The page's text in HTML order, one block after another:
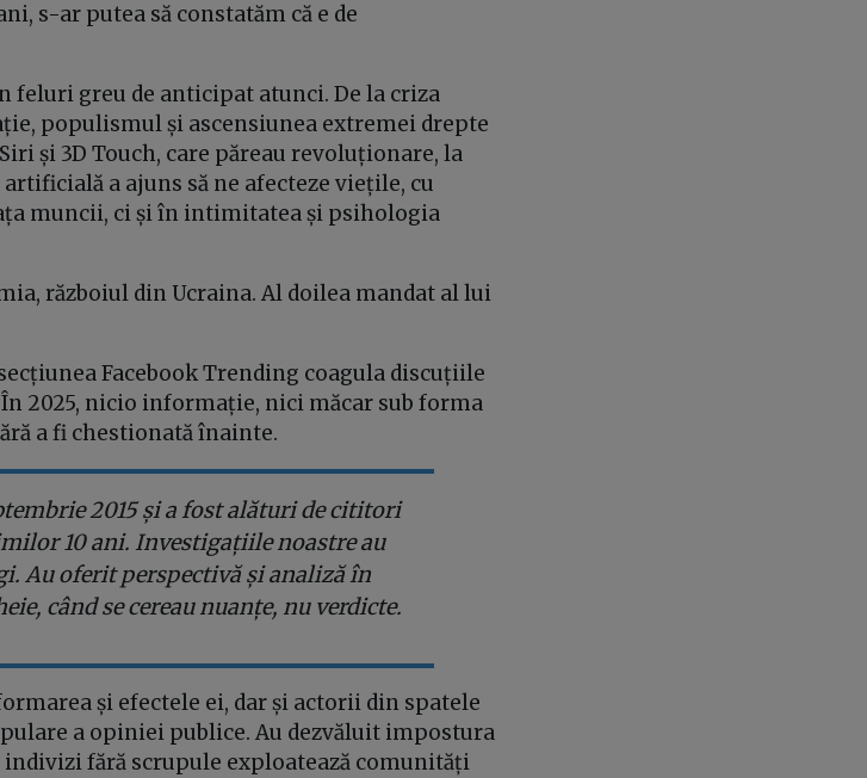
s-ar putea să constatăm că e de
feluri greu de anticipat atunci. De la criza
populismul și ascensiunea extremei drepte
și 3D Touch, care păreau revoluționare, la
a ajuns să ne afecteze viețile, cu
muncii, ci și în intimitatea și psihologia
războiul din Ucraina. Al doilea mandat al lui
Facebook Trending coagula discuțiile
2025, nicio informație, nici măcar sub forma
a fi chestionată înainte.
2015 și a fost alături de cititori
10 ani. Investigațiile noastre au
Au oferit perspectivă și analiză în
când se cereau nuanțe, nu verdicte.
și efectele ei, dar și actorii din spatele
a opiniei publice. Au dezvăluit impostura
fără scrupule exploatează comunități